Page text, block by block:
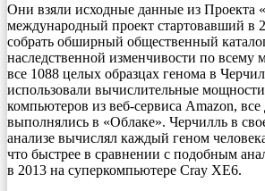
Они взяли исходные данные из Проекта
международный проект стартовавший в
собрать обширный общественный
наследственной изменчивости по всему
все 1088 целых образцах генома в
использовали вычислительные
компьютеров из веб-сервиса Amazon, все
выполнялись в «Облаке». Черчилль в
анализе вычислял каждый геном
что быстрее в сравнении с подобным
в 2013 на суперкомпьютере Cray XE6.